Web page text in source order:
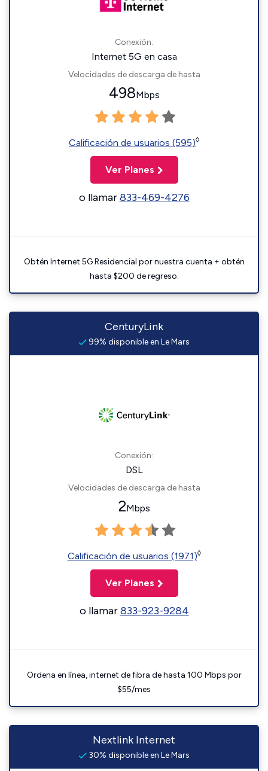
Conexión:
Internet 5G en casa
Velocidades de descarga de hasta
498Mbps
Calificación de usuarios (595)◊
Ver Planes
o llamar833-469-4276
Obtén Internet 5G Residencial por nuestra cuenta + obtén
hasta $200 de regreso.
CenturyLink
99% disponible en Le Mars
Conexión:
DSL
Velocidades de descarga de hasta
2Mbps
Calificación de usuarios (1971)◊
Ver Planes
o llamar833-923-9284
Ordena en línea, internet de fibra de hasta 100 Mbps por
$55/mes
Nextlink Internet
30% disponible en Le Mars